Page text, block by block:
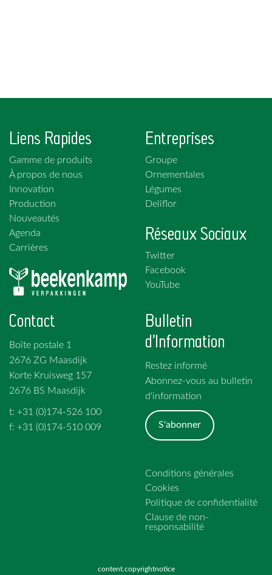
Liens Rapides
Gamme de produits
À propos de nous
Innovation
Production
Nouveautés
Agenda
Carrières
Entreprises
Groupe
Ornementales
Légumes
Deliflor
Réseaux Sociaux
Twitter
Facebook
YouTube
Contact
Boîte postale 1
2676 ZG Maasdijk
Korte Kruisweg 157
2676 BS Maasdijk
t: +31 (0)174-526 100
f: +31 (0)174-510 009
Bulletin
d'Information
Restez informé
Abonnez-vous au bulletin
d'information
S'abonner
Conditions générales
Cookies
Politique de confidentialité
Clause de non-
responsabilité
content.copyrightnotice